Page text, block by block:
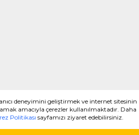
deneyimini geliştirmek ve internet sitesinin
amacıyla çerezler kullanılmaktadır. Daha
Politikası sayfamızı ziyaret edebilirsiniz.